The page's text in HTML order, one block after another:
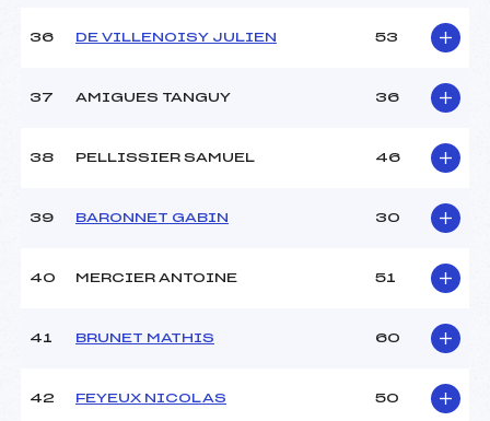
36 DE VILLENOISY JULIEN 53
37 AMIGUES TANGUY 36
38 PELLISSIER SAMUEL 46
39 BARONNET GABIN 30
40 MERCIER ANTOINE 51
41 BRUNET MATHIS 60
42 FEYEUX NICOLAS 50